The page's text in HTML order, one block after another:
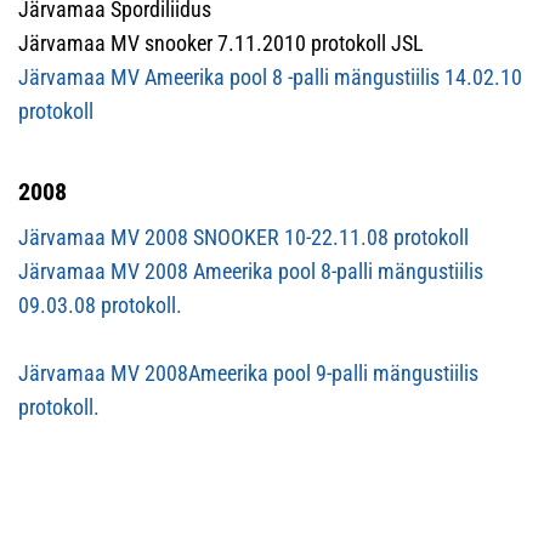
Järvamaa Spordiliidus
Järvamaa MV snooker 7.11.2010 protokoll JSL
Järvamaa MV Ameerika pool 8 -palli mängustiilis 14.02.10
protokoll
2008
Järvamaa MV 2008 SNOOKER 10-22.11.08 protokoll
Järvamaa MV 2008 Ameerika pool 8-palli mängustiilis
09.03.08 protokoll.
Järvamaa MV 2008Ameerika pool 9-palli mängustiilis
protokoll.